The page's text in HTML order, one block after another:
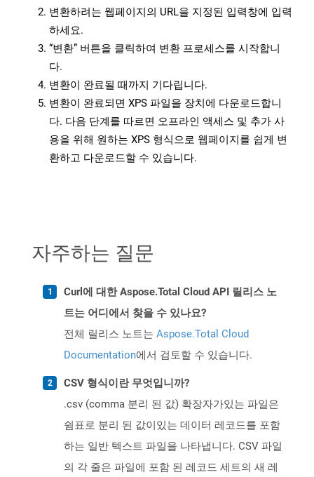
변환하려는 웹페이지의 URL을 지정된 입력창에 입력
하세요.
“변환” 버튼을 클릭하여 변환 프로세스를 시작합니
다.
변환이 완료될 때까지 기다립니다.
변환이 완료되면 XPS 파일을 장치에 다운로드합니
다. 다음 단계를 따르면 오프라인 액세스 및 추가 사
용을 위해 원하는 XPS 형식으로 웹페이지를 쉽게 변
환하고 다운로드할 수 있습니다.
자주하는 질문
Curl에 대한 Aspose.Total Cloud API 릴리스 노
트는 어디에서 찾을 수 있나요?
전체 릴리스 노트는 Aspose.Total Cloud
Documentation에서 검토할 수 있습니다.
CSV 형식이란 무엇입니까?
.csv (comma 분리 된 값) 확장자가있는 파일은
쉼표로 분리 된 값이있는 데이터 레코드를 포함
하는 일반 텍스트 파일을 나타냅니다. CSV 파일
의 각 줄은 파일에 포함 된 레코드 세트의 새 레